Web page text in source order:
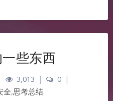
些东西
3,013 | 0
|
全,思考总结